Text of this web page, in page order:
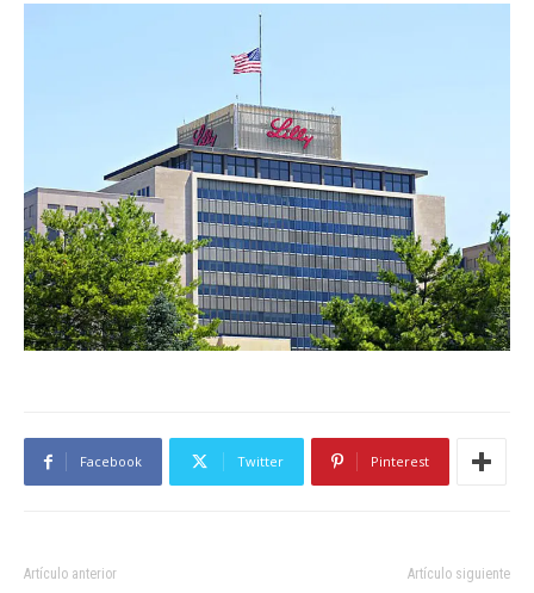
Facebook Twitter Pinterest
Artículo anterior Artículo siguiente